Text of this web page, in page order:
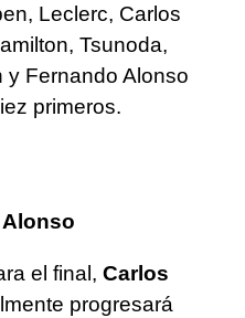
Leclerc, Carlos
Tsunoda,
y Fernando Alonso
primeros.
Alonso
el final, Carlos
progresará